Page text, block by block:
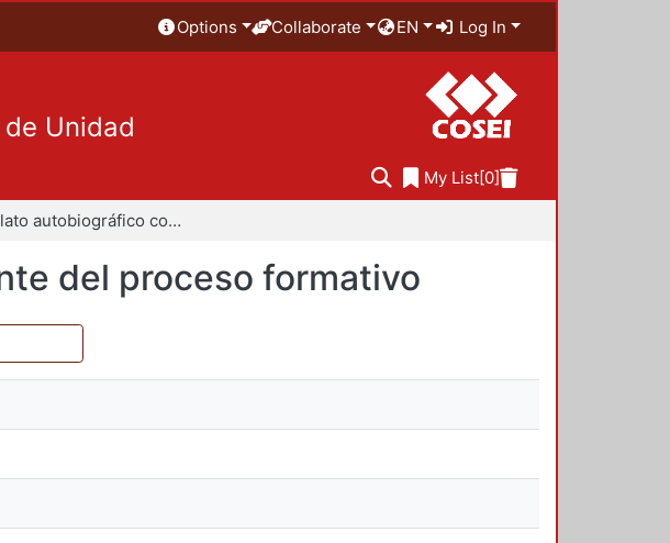
Options Collaborate EN Log In
Unidad
My List[0]
El relato autobiográfico como acompañante del proceso formativo
del proceso formativo